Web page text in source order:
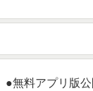
●無料アプリ版公